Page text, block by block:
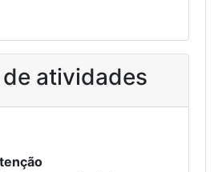
atividades